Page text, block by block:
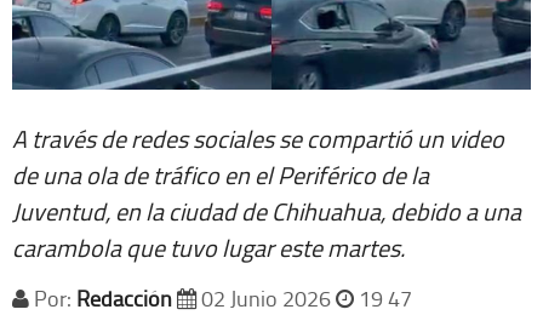
A través de redes sociales se compartió un video
de una ola de tráfico en el Periférico de la
Juventud, en la ciudad de Chihuahua, debido a una
carambola que tuvo lugar este martes.
Por: Redacción 02 Junio 2026 19 47